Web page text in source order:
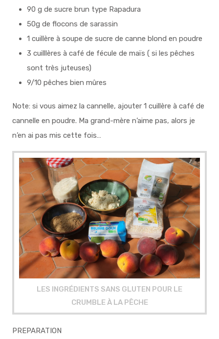
90 g de sucre brun type Rapadura
50g de flocons de sarassin
1 cuillère à soupe de sucre de canne blond en poudre
3 cuilllères à café de fécule de maïs ( si les pêches
sont très juteuses)
9/10 pêches bien mûres
Note: si vous aimez la cannelle, ajouter 1 cuillère à café de
cannelle en poudre. Ma grand-mère n’aime pas, alors je
n’en ai pas mis cette fois…
LES INGRÉDIENTS SANS GLUTEN POUR LE
CRUMBLE À LA PÊCHE
PREPARATION